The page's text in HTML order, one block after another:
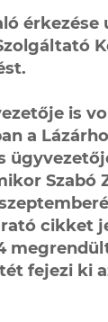
is
a
Szabó
cikket
fejezi ki